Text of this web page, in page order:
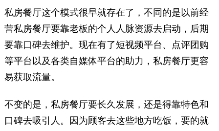
私房餐厅这个模式很早就存在了，不同的是以前经
营私房餐厅要靠老板的个人人脉资源去启动，后期
要靠口碑去维护。现在有了短视频平台、点评团购
等平台以及各类自媒体平台的助力，私房餐厅更容
易获取流量。
不变的是，私房餐厅要长久发展，还是得靠特色和
口碑去吸引人。因为顾客去这些地方吃饭，要的就